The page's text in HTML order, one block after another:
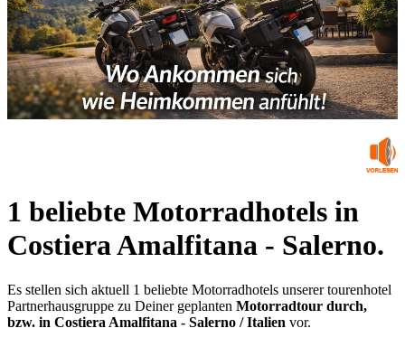
1 beliebte Motorradhotels in
Costiera Amalfitana - Salerno.
Es stellen sich aktuell 1 beliebte Motorradhotels unserer tourenhotel
Partnerhausgruppe zu Deiner geplanten Motorradtour durch,
bzw. in Costiera Amalfitana - Salerno / Italien vor.